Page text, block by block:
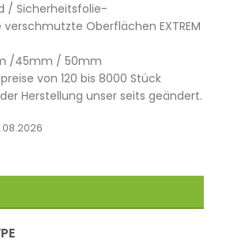
/ Sicherheitsfolie-
Oberflächen EXTREM
/45mm / 50mm
von 120 bis 8000 Stück
Herstellung unser seits geändert.